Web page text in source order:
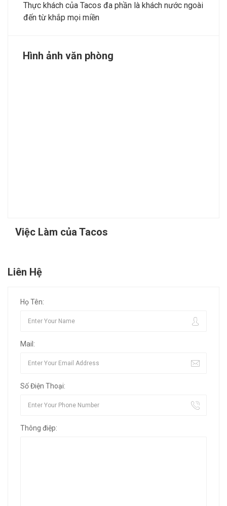
Thực khách của Tacos đa phần là khách nước ngoài
đến từ khắp mọi miền
Hình ảnh văn phòng
Việc Làm của Tacos
Liên Hệ
Họ Tên:
Mail:
Số Điện Thoại:
Thông điệp: